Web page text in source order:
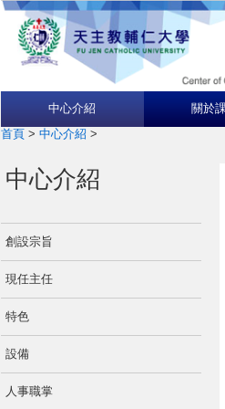
中心介紹 關於
首頁 > 中心介紹 >
中心介紹
創設宗旨
現任主任
特色
設備
人事職掌